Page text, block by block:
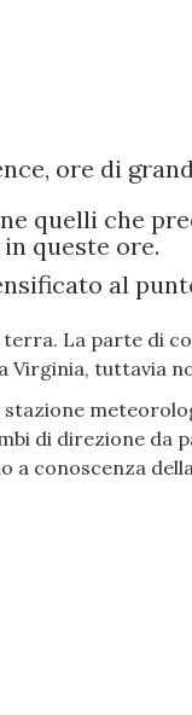
ore di
quelli che
queste ore.
al
La parte di
Virginia, tuttavia
di direzione da
a conoscenza